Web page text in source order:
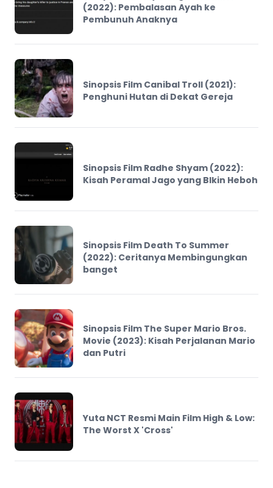
(2022): Pembalasan Ayah ke
Pembunuh Anaknya
Sinopsis Film Canibal Troll (2021):
Penghuni Hutan di Dekat Gereja
Sinopsis Film Radhe Shyam (2022):
Kisah Peramal Jago yang BIkin Heboh
Sinopsis Film Death To Summer
(2022): Ceritanya Membingungkan
banget
Sinopsis Film The Super Mario Bros.
Movie (2023): Kisah Perjalanan Mario
dan Putri
Yuta NCT Resmi Main Film High & Low:
The Worst X 'Cross'